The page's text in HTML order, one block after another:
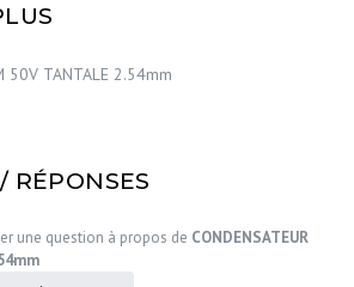
50V TANTALE 2.54mm
RÉPONSES
une question à propos de CONDENSATEUR